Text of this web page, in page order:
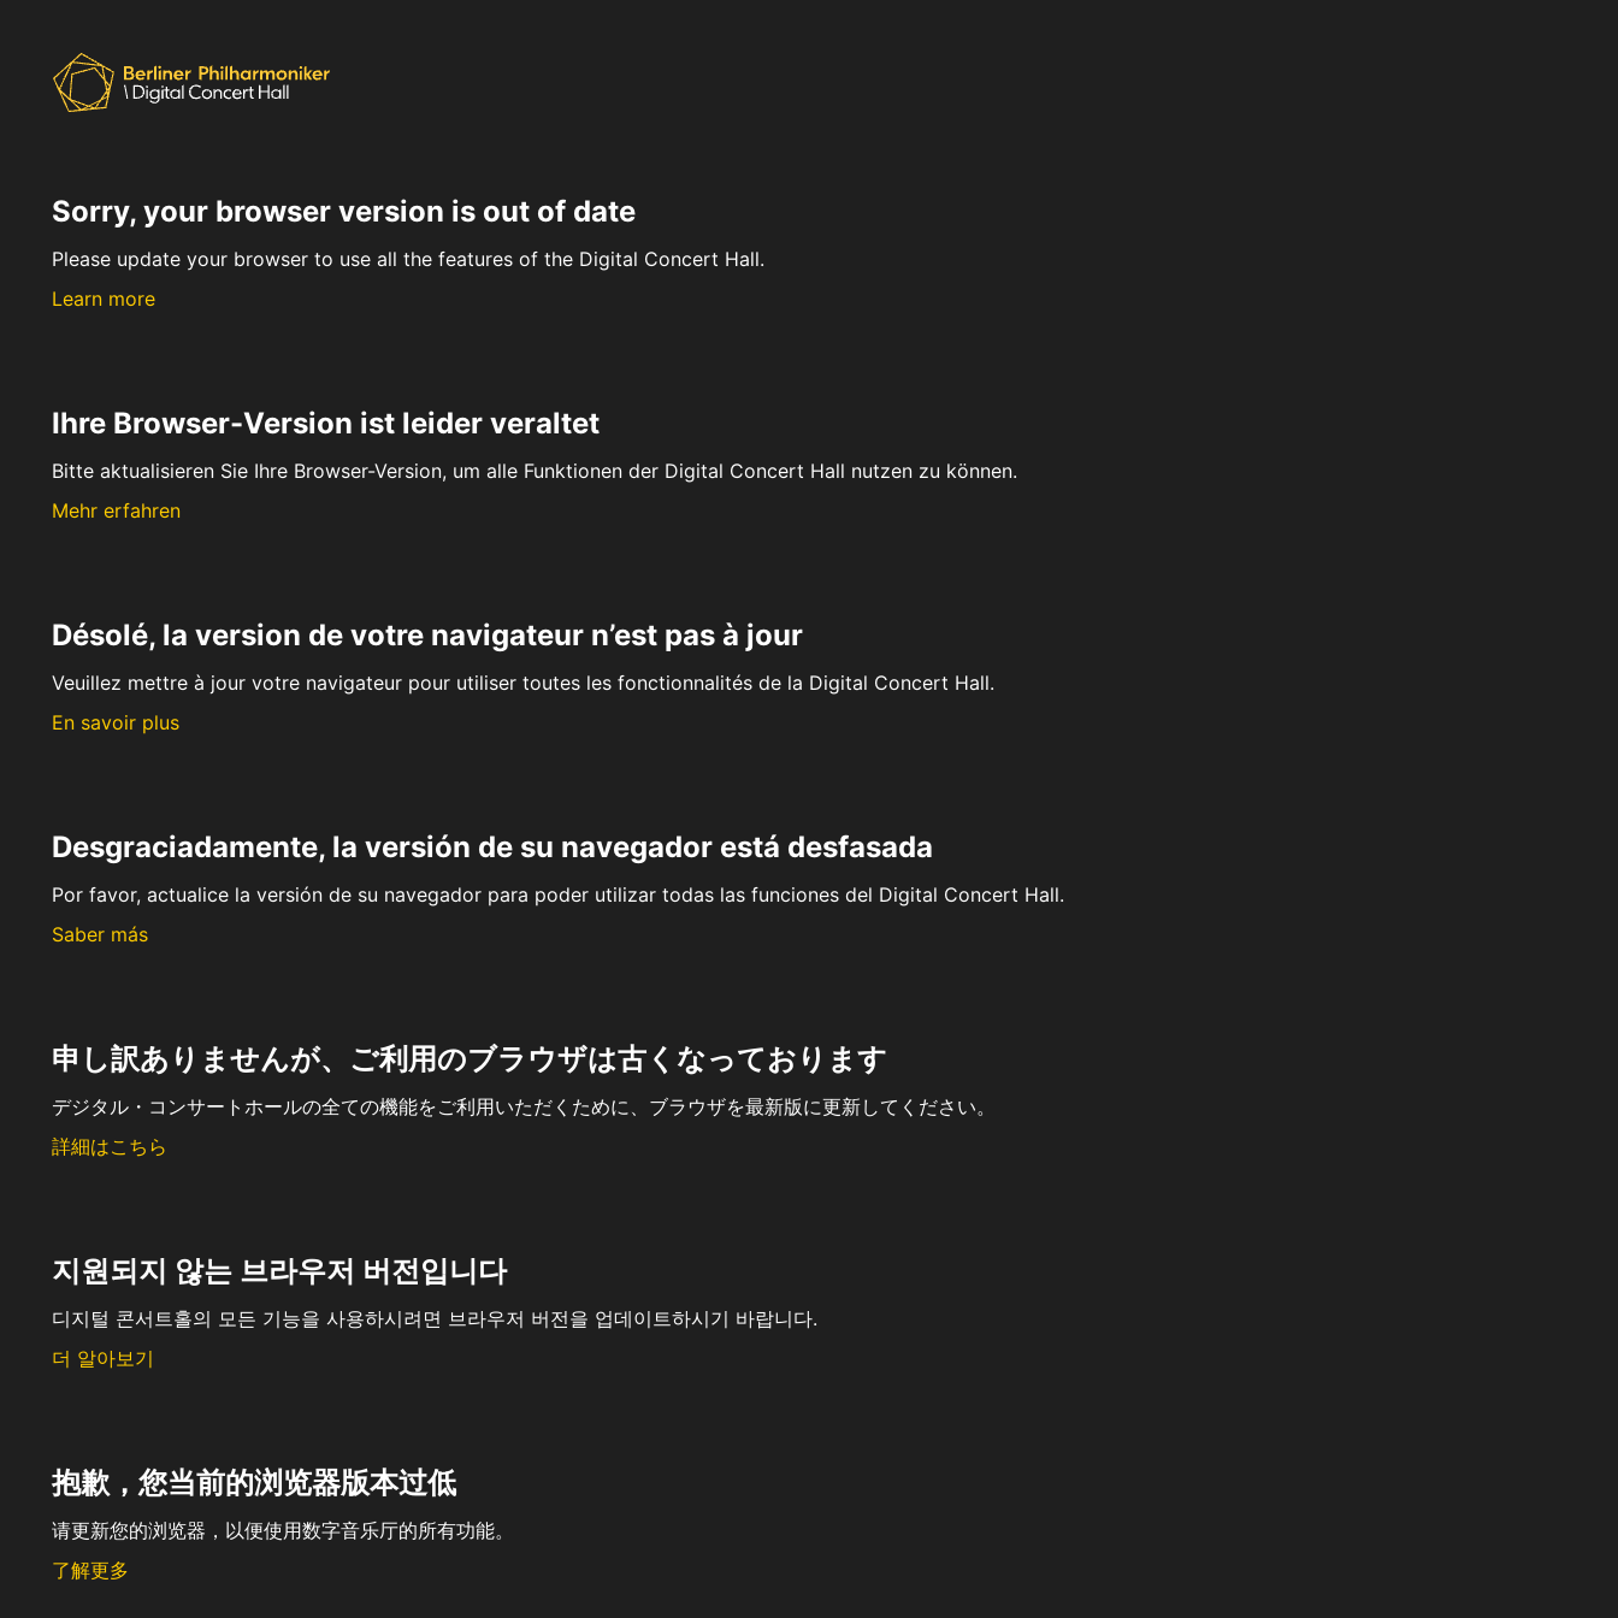
Sorry, your browser version is out of date
Please update your browser to use all the features of the Digital Concert Hall.
Learn more
Ihre Browser-Version ist leider veraltet
Bitte aktualisieren Sie Ihre Browser-Version, um alle Funktionen der Digital Concert Hall nutzen zu können.
Mehr erfahren
Désolé, la version de votre navigateur n’est pas à jour
Veuillez mettre à jour votre navigateur pour utiliser toutes les fonctionnalités de la Digital Concert Hall.
En savoir plus
Desgraciadamente, la versión de su navegador está desfasada
Por favor, actualice la versión de su navegador para poder utilizar todas las funciones del Digital Concert Hall.
Saber más
申し訳ありませんが、ご利用のブラウザは古くなっております
デジタル・コンサートホールの全ての機能をご利用いただくために、ブラウザを最新版に更新してください。
詳細はこちら
지원되지 않는 브라우저 버전입니다
디지털 콘서트홀의 모든 기능을 사용하시려면 브라우저 버전을 업데이트하시기 바랍니다.
더 알아보기
抱歉，您当前的浏览器版本过低
请更新您的浏览器，以便使用数字音乐厅的所有功能。
了解更多